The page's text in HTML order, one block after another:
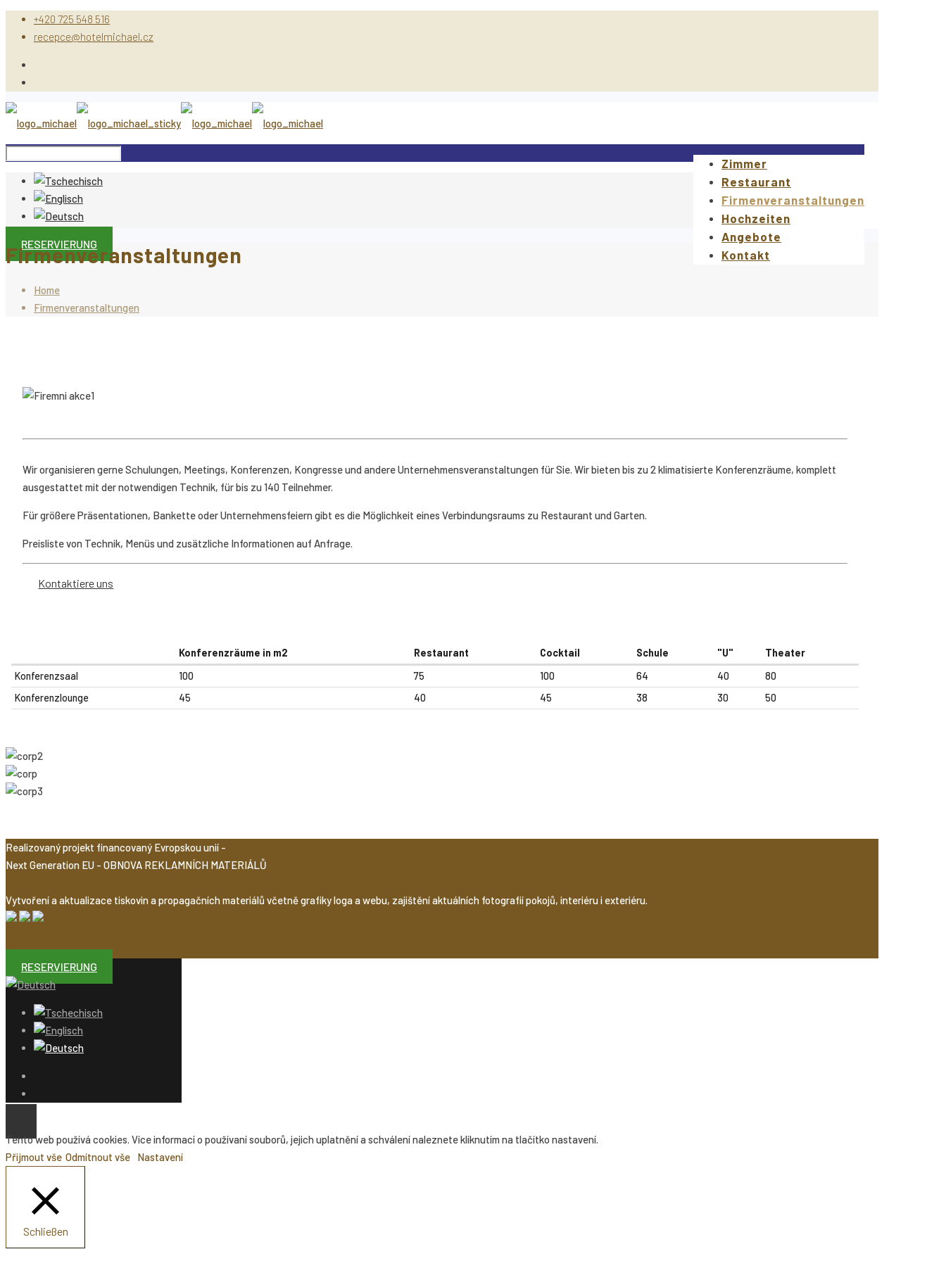
+420 725 548 516
recepce@hotelmichael.cz
Zimmer
Restaurant
Firmenveranstaltungen
Hochzeiten
Angebote
Kontakt
RESERVIERUNG
Firmenveranstaltungen
Home
Firmenveranstaltungen
Wir organisieren gerne Schulungen, Meetings, Konferenzen, Kongresse und andere Unternehmensveranstaltungen für Sie. Wir bieten bis zu 2 klimatisierte Konferenzräume, komplett
ausgestattet mit der notwendigen Technik, für bis zu 140 Teilnehmer.
Für größere Präsentationen, Bankette oder Unternehmensfeiern gibt es die Möglichkeit eines Verbindungsraums zu Restaurant und Garten.
Preisliste von Technik, Menüs und zusätzliche Informationen auf Anfrage.
Kontaktiere uns
Konferenzräume in m2 Restaurant Cocktail Schule "U"
Theater
Konferenzsaal
100 75 100 64 40
80
Konferenzlounge
45 40 45 38 30 50
Realizovaný projekt financovaný Evropskou unií -
Next Generation EU - OBNOVA REKLAMNÍCH MATERIÁLŮ
Vytvoření a aktualizace tiskovin a propagačních materiálů včetně grafiky loga a webu, zajištění aktuálních fotografií pokojů, interiéru i exteriéru.
RESERVIERUNG
Tento web používá cookies. Více informací o používaní souborů, jejich uplatnění a schválení naleznete kliknutím na tlačítko nastavení.
Přijmout vše Odmítnout vše Nastavení
Schließen